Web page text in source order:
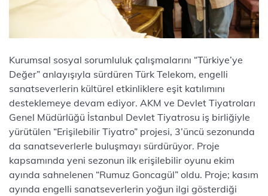
Kurumsal sosyal sorumluluk çalışmalarını “Türkiye’ye
Değer” anlayışıyla sürdüren Türk Telekom, engelli
sanatseverlerin kültürel etkinliklere eşit katılımını
desteklemeye devam ediyor. AKM ve Devlet Tiyatroları
Genel Müdürlüğü İstanbul Devlet Tiyatrosu iş birliğiyle
yürütülen “Erişilebilir Tiyatro” projesi, 3’üncü sezonunda
da sanatseverlerle buluşmayı sürdürüyor. Proje
kapsamında yeni sezonun ilk erişilebilir oyunu ekim
ayında sahnelenen “Rumuz Goncagül” oldu. Proje; kasım
ayında engelli sanatseverlerin yoğun ilgi gösterdiği